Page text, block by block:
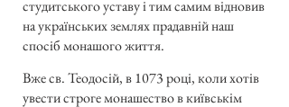
студитського уставу і тим самим відновив
на українських землях прадавній наш
спосіб монашого життя.
Вже св. Теодосій, в 1073 році, коли хотів
увести строге монашество в київськім